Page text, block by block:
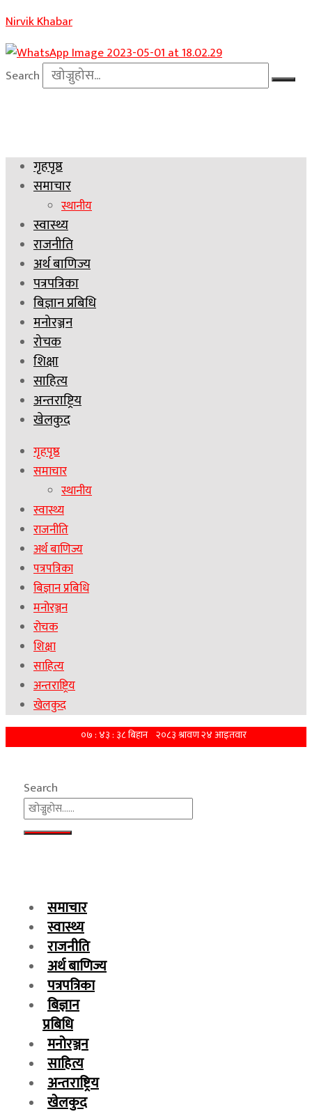
Nirvik Khabar
Search
गृहपृष्ठ
समाचार
स्थानीय
स्वास्थ्य
राजनीति
अर्थ बाणिज्य
पत्रपत्रिका
बिज्ञान प्रबिधि
मनोरञ्जन
रोचक
शिक्षा
साहित्य
अन्तराष्ट्रिय
खेलकुद
गृहपृष्ठ
समाचार
स्थानीय
स्वास्थ्य
राजनीति
अर्थ बाणिज्य
पत्रपत्रिका
बिज्ञान प्रबिधि
मनोरञ्जन
रोचक
शिक्षा
साहित्य
अन्तराष्ट्रिय
खेलकुद
Search
समाचार
स्वास्थ्य
राजनीति
अर्थ बाणिज्य
पत्रपत्रिका
बिज्ञान
प्रबिधि
मनोरञ्जन
साहित्य
अन्तराष्ट्रिय
खेलकुद